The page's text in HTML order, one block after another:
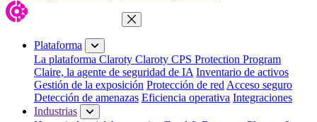
Cerrar menú
Plataforma
La plataforma Claroty Claroty CPS Protection Program
Claire, la agente de seguridad de IA Inventario de activos
Gestión de la exposición Protección de red Acceso seguro
Detección de amenazas Eficiencia operativa Integraciones
Industrias